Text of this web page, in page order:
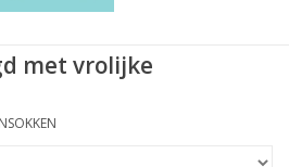
met vrolijke